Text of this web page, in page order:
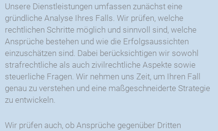
Unsere Dienstleistungen umfassen zunächst eine
gründliche Analyse Ihres Falls. Wir prüfen, welche
rechtlichen Schritte möglich und sinnvoll sind, welche
Ansprüche bestehen und wie die Erfolgsaussichten
einzuschätzen sind. Dabei berücksichtigen wir sowohl
strafrechtliche als auch zivilrechtliche Aspekte sowie
steuerliche Fragen. Wir nehmen uns Zeit, um Ihren Fall
genau zu verstehen und eine maßgeschneiderte Strategie
zu entwickeln.
Wir prüfen auch, ob Ansprüche gegenüber Dritten